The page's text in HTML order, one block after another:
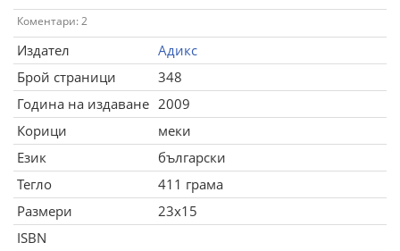
Коментари: 2
Издател
Адикс
Брой страници
348
Година на издаване 2009
Корици
меки
Език
български
Тегло
411 грама
Размери
23x15
ISBN